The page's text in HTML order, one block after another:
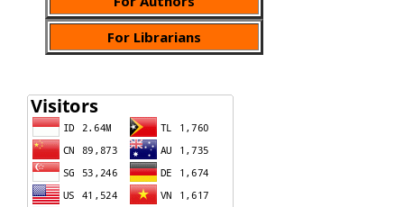
For Librarians